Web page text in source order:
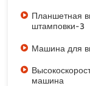
Планшетная
штамповки-3
Машина для
машина